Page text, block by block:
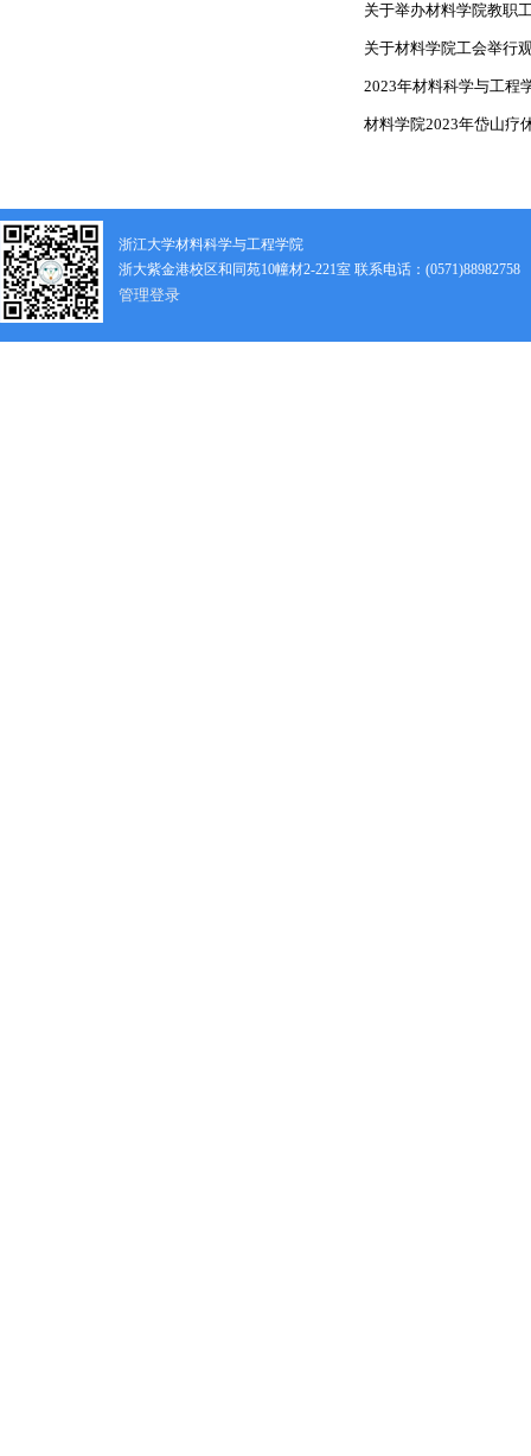
关于举办材料学院教职
关于材料学院工会举行
2023年材料科学与工程
材料学院2023年岱山疗
浙江大学材料科学与工程学院
浙大紫金港校区和同苑10幢材2-221室 联系电话：(0571)88982758
管理登录